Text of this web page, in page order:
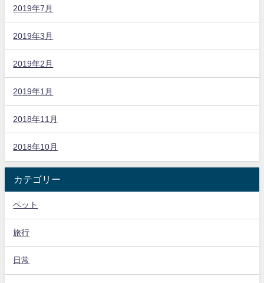
2019年7月
2019年3月
2019年2月
2019年1月
2018年11月
2018年10月
カテゴリー
ペット
旅行
日常